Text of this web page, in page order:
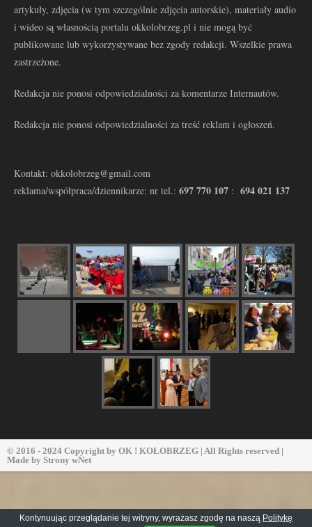
artykuły, zdjęcia (w tym szczególnie zdjęcia autorskie), materiały audio
i wideo są własnością portalu okkolobrzeg.pl i nie mogą być
publikowane lub wykorzystywane bez zgody redakcji. Wszelkie prawa
zastrzeżone.
Redakcja nie ponosi odpowiedzialności za komentarze Internautów.
Redakcja nie ponosi odpowiedzialności za treść reklam i ogłoszeń.
Kontakt: okkolobrzeg@gmail.com
reklama/współpraca/dziennikarze: nr tel.: 697 770 107 : 694 021 137
© 2016 - 2024 Copyright by OK ! KOŁOBRZEG | All Rights reserved |
Made by Strony wNet
Kontynuując przeglądanie tej witryny, wyrażasz zgodę na naszą Politykę